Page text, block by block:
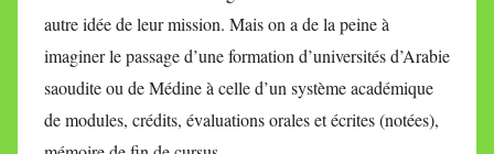
autre idée de leur mission. Mais on a de la peine à
imaginer le passage d’une formation d’universités d’Arabie
saoudite ou de Médine à celle d’un système académique
de modules, crédits, évaluations orales et écrites (notées),